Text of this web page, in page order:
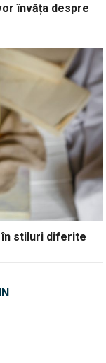
învăța despre
în stiluri diferite